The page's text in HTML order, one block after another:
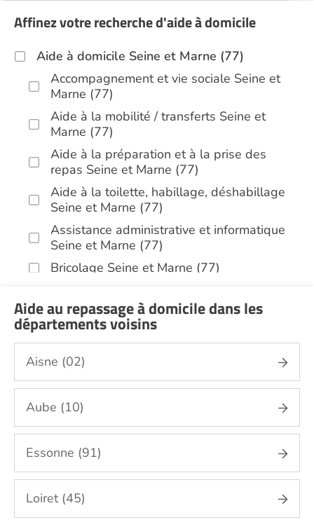
Affinez votre recherche d'aide à domicile
Aide à domicile Seine et Marne (77)
Accompagnement et vie sociale Seine et
Marne (77)
Aide à la mobilité / transferts Seine et
Marne (77)
Aide à la préparation et à la prise des
repas Seine et Marne (77)
Aide à la toilette, habillage, déshabillage
Seine et Marne (77)
Assistance administrative et informatique
Seine et Marne (77)
Bricolage Seine et Marne (77)
Infirmiers Seine et Marne (77)
Jardinage Seine et Marne (77)
Aide aux courses Seine et Marne (77)
Entretien du cadre de vie, ménage,
(77)
Portage de repas Seine et Marne (77)
Sorties (promenades, rendez-vous
médicaux...) Seine et Marne (77)
Promenade animaux de compagnie Seine
et Marne (77)
Aide au repassage à domicile dans les
départements voisins
Aisne (02)
Aube (10)
Essonne (91)
Loiret (45)